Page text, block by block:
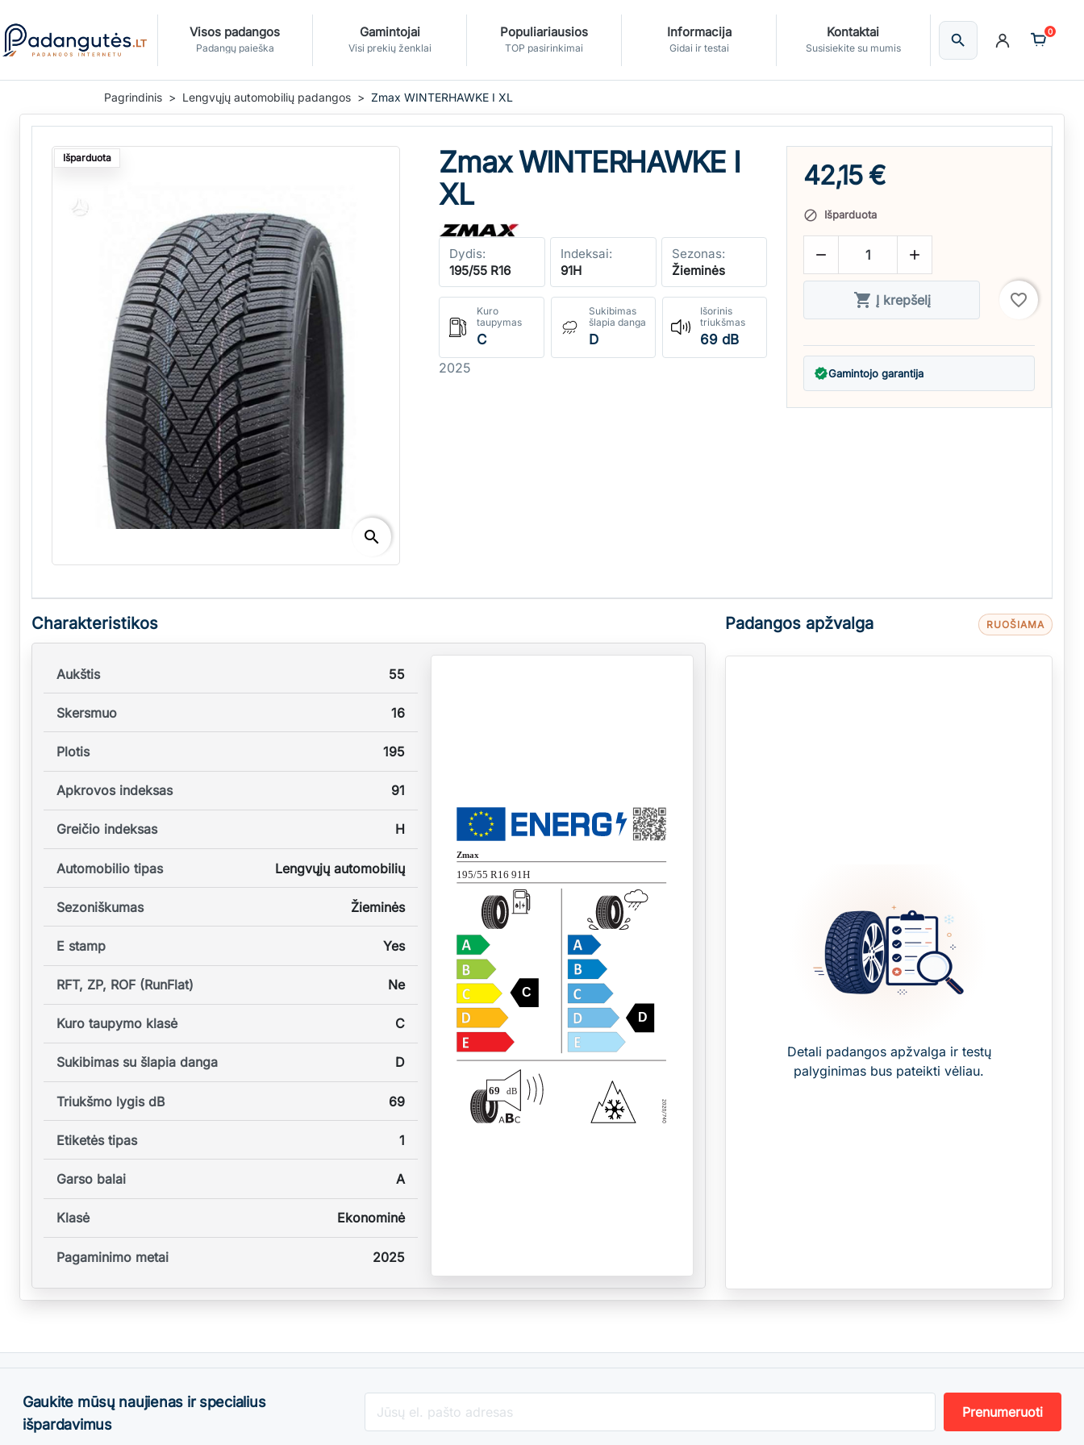
Visos padangos
Padangų paieška
Gamintojai
Visi prekių ženklai
Populiariausios
TOP pasirinkimai
Informacija
Gidai ir testai
Kontaktai
Susisiekite su mumis searchIeškoti
0
Pagrindinis Lengvųjų automobilių padangos Zmax WINTERHAWKE I XL
Išparduota
search
Zmax WINTERHAWKE I
XL
Dydis:
195/55 R16
Indeksai:
91H
Sezonas:
Žieminės
Kuro
taupymas
C
Sukibimas
šlapia danga
D
Išorinis
triukšmas
69 dB
2025
42,15 €
 Išparduota
 
 Į krepšelį favorite_border
verifiedGamintojo garantija
Charakteristikos
Aukštis 55
Skersmuo 16
Plotis 195
Apkrovos indeksas 91
Greičio indeksas H
Automobilio tipas Lengvųjų automobilių
Sezoniškumas Žieminės
E stamp Yes
RFT, ZP, ROF (RunFlat) Ne
Kuro taupymo klasė C
Sukibimas su šlapia danga D
Triukšmo lygis dB 69
Etiketės tipas 1
Garso balai A
Klasė Ekonominė
Pagaminimo metai 2025
Zmax
195/55 R16 91H
C
D
69 dB
Padangos apžvalga RUOŠIAMA
Detali padangos apžvalga ir testų
palyginimas bus pateikti vėliau.
Gaukite mūsų naujienas ir specialius
išpardavimus